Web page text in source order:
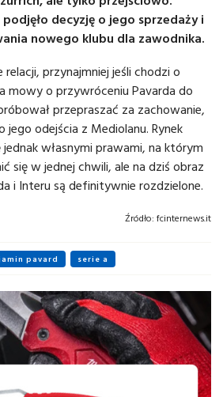
decyzję o jego sprzedaży i
nowego klubu dla zawodnika.
przynajmniej jeśli chodzi o
mowy o przywróceniu Pavarda do
przepraszać za zachowanie,
odejścia z Mediolanu. Rynek
własnymi prawami, na którym
się w jednej chwili, ale na dziś obraz
i Interu są definitywnie rozdzielone.
Źródło: fcinternews.it
pavard serie a